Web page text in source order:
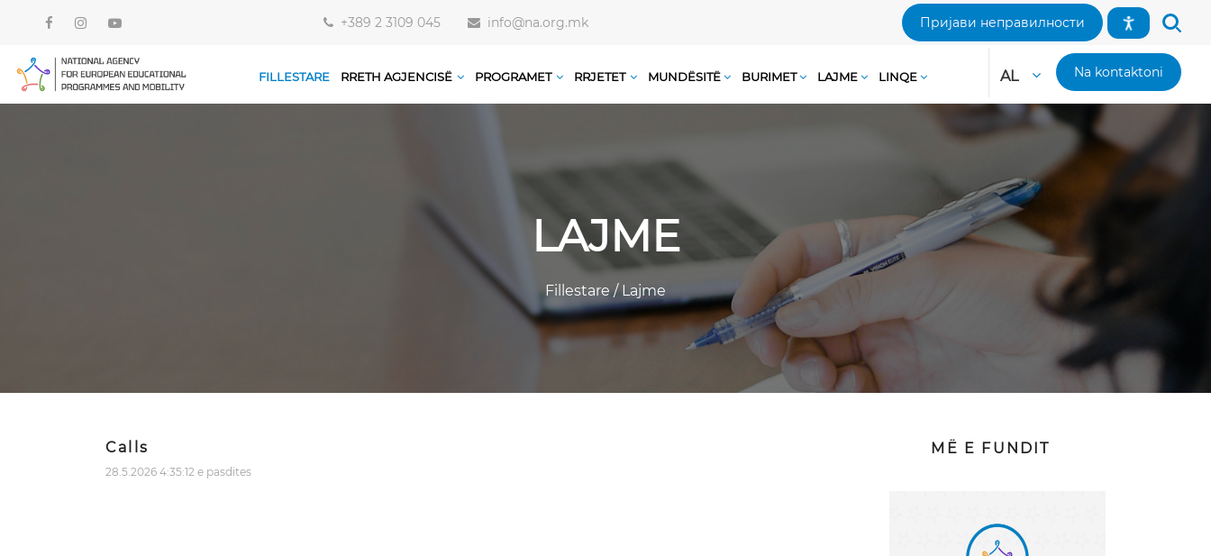
+389 2 3109 045 info@na.org.mk Пријави неправилности
FILLESTARE RRETH AGJENCISË PROGRAMET RRJETET MUNDËSITË BURIMET LAJME LINQE AL Na kontaktoni
LAJME
Fillestare/Lajme
Calls
28.5.2026 4:35:12 e pasdites
MË E FUNDIT